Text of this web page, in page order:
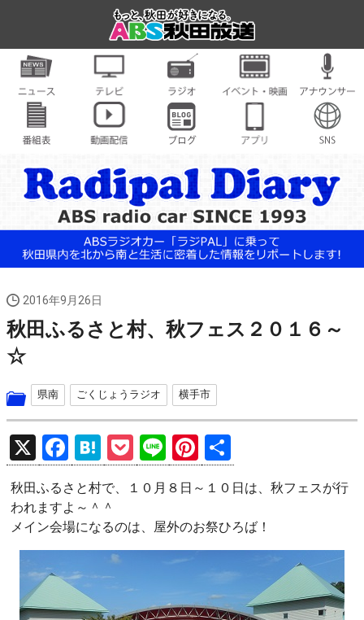
2016年9月26日
秋田ふるさと村、秋フェス２０１６～
☆
県南 ごくじょうラジオ 横手市
X
F
a
ce
b
o
o
k
H
at
e
n
a
P
o
ck
et
Li
n
e
Pi
nt
er
es
t
有
秋田ふるさと村で、１０月８日～１０日は、秋フェスが行
われますよ～＾＾
メイン会場になるのは、屋外のお祭ひろば！